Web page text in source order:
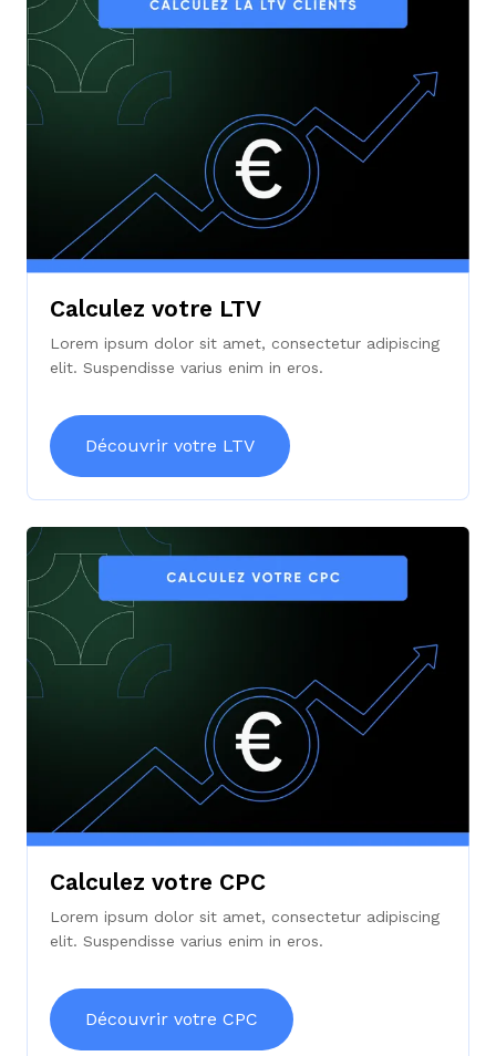
Calculez votre LTV
Lorem ipsum dolor sit amet, consectetur adipiscing
elit. Suspendisse varius enim in eros.
Découvrir votre LTV
Calculez votre CPC
Lorem ipsum dolor sit amet, consectetur adipiscing
elit. Suspendisse varius enim in eros.
Découvrir votre CPC